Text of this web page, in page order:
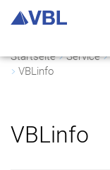
Startseite Service
VBLinfo
VBLinfo